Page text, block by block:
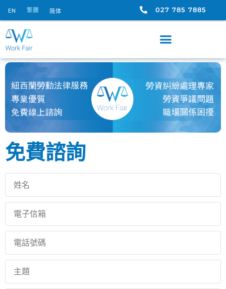
EN 繁體 简体 027 785 7885
免費諮詢